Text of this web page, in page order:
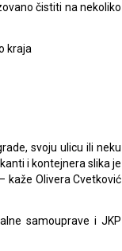
čistiti na nekoliko
kraja
svoju ulicu ili neku
i kontejnera slika je
kaže Olivera Cvetković
samouprave i JKP